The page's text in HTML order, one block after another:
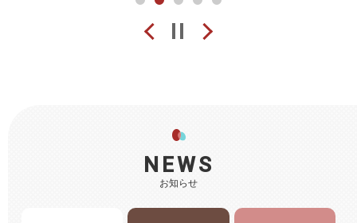
Prev
NEWS
お知らせ